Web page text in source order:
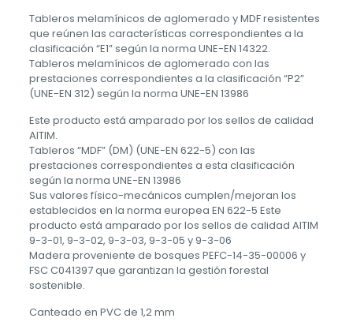
Tableros melamínicos de aglomerado y MDF resistentes
que reúnen las características correspondientes a la
clasificación “E1” según la norma UNE-EN 14322.
Tableros melamínicos de aglomerado con las
prestaciones correspondientes a la clasificación “P2”
(UNE-EN 312) según la norma UNE-EN 13986
Este producto está amparado por los sellos de calidad
AITIM.
Tableros “MDF” (DM) (UNE-EN 622-5) con las
prestaciones correspondientes a esta clasificación
según la norma UNE-EN 13986
Sus valores físico-mecánicos cumplen/mejoran los
establecidos en la norma europea EN 622-5 Este
producto está amparado por los sellos de calidad AITIM
9-3-01, 9-3-02, 9-3-03, 9-3-05 y 9-3-06
Madera proveniente de bosques PEFC-14-35-00006 y
FSC C041397 que garantizan la gestión forestal
sostenible.
Canteado en PVC de 1,2 mm